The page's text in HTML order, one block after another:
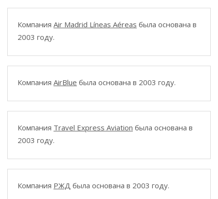
Компания Air Madrid Líneas Aéreas была основана в
2003 году.
Компания AirBlue была основана в 2003 году.
Компания Travel Express Aviation была основана в
2003 году.
Компания РЖД была основана в 2003 году.